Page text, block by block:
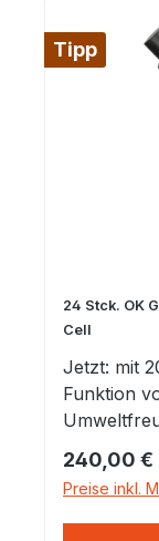
Tipp
24 Stck. OK
Cell
Jetzt: mit
Funktion
Germany
Entsorgung:
Regulärer
240,00 €
Preise inkl.